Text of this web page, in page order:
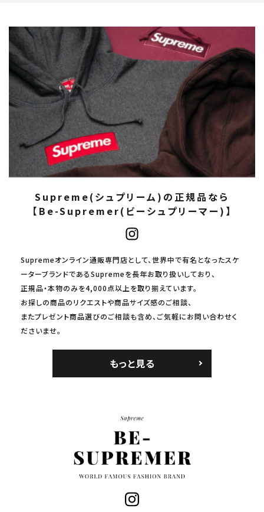
Supreme(シュプリーム)の正規品なら
【Be-Supremer(ビーシュプリーマー)】
Supremeオンライン通販専門店として、世界中で有名となったスケ
ーターブランドであるSupremeを長年お取り扱いしており、
正規品・本物のみを4,000点以上を取り揃えています。
お探しの商品のリクエストや商品サイズ感のご相談、
またプレゼント商品選びのご相談も含め、ご気軽にお問い合わせく
ださいませ。
もっと見る